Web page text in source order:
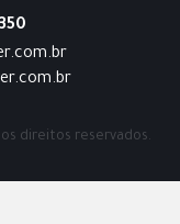
os direitos reservados.